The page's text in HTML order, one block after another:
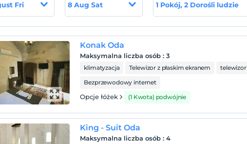
Fri 8 Aug Sat 1 Pokój, 2 Dorośli ludzie
Konak Oda
Maksymalna liczba osób :3
klimatyzacja Telewizor z płaskim ekranem telewizor
Bezprzewodowy internet
Opcje łóżek (1 Kwota) podwójnie
King - Suit Oda
Maksymalna liczba osób :4